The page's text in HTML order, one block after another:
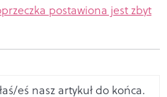
postawiona jest zbyt
eś nasz artykuł do końca.